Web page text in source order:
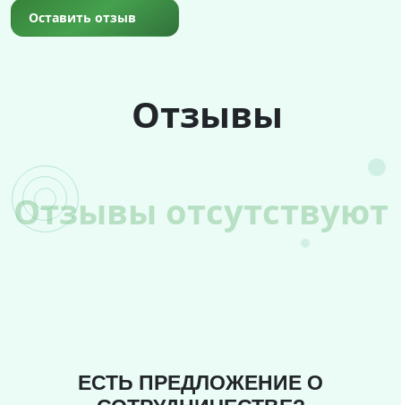
Оставить отзыв
Отзывы
Отзывы отсутствуют
ЕСТЬ ПРЕДЛОЖЕНИЕ О